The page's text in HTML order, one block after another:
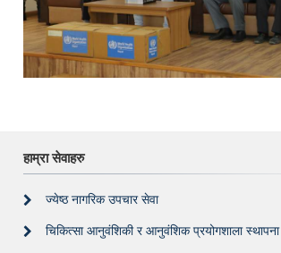
हाम्रा सेवाहरु
ज्येष्ठ नागरिक उपचार सेवा
चिकित्सा आनुवंशिकी र आनुवंशिक प्रयोगशाला स्थापना